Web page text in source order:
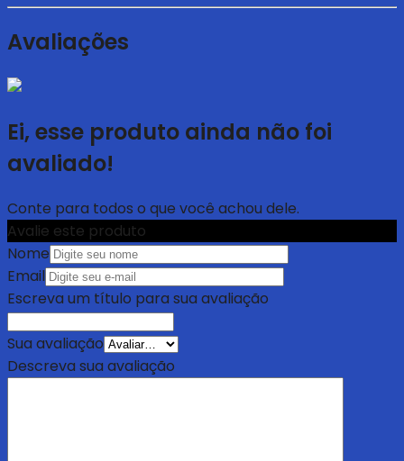
Avaliações
Ei, esse produto ainda não foi
avaliado!
Conte para todos o que você achou dele.
Avalie este produto
Nome
Email
Escreva um título para sua avaliação
Sua avaliação
Descreva sua avaliação